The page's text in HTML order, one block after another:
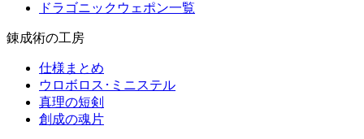
ドラゴニックウェポン一覧
錬成術の工房
仕様まとめ
ウロボロス･ミニステル
真理の短剣
創成の魂片